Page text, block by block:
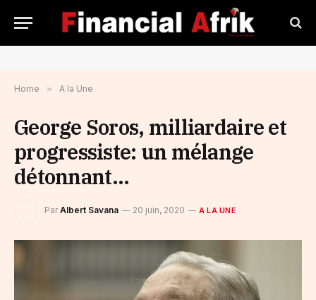
Home » A la Une
George Soros, milliardaire et
progressiste: un mélange
détonnant…
Par Albert Savana 20 juin, 2020 A LA UNE